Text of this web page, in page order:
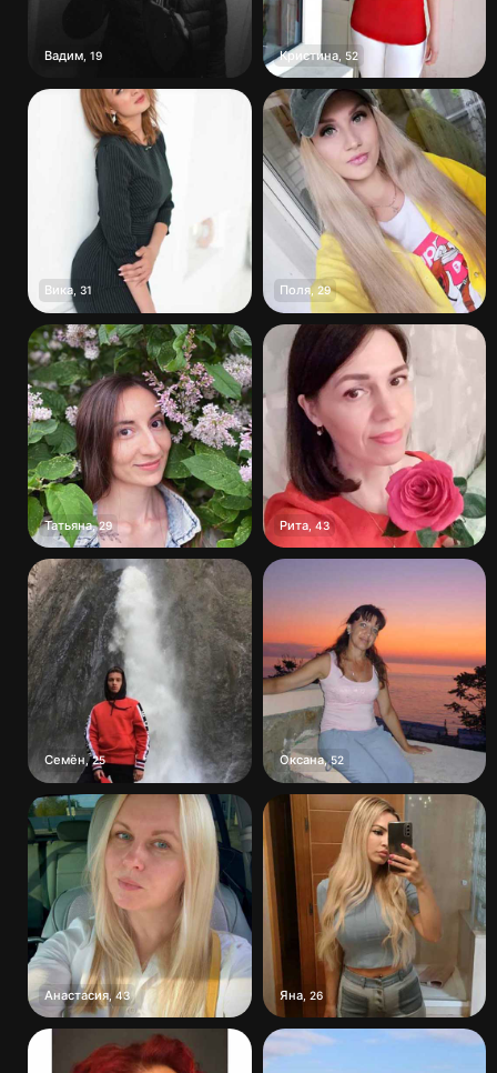
Вадим 19 Кристина, 52
Вика 31 Поля, 29
Татьяна,29 Рита, 43
Семён ,25 Оксана,52
Анастасия,43 Яна, 26